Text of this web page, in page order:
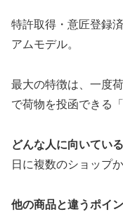
特許取得・意匠登録
アムモデル。
最大の特徴は、一度
で荷物を投函できる
どんな人に向いてい
日に複数のショップ
他の商品と違うポイ